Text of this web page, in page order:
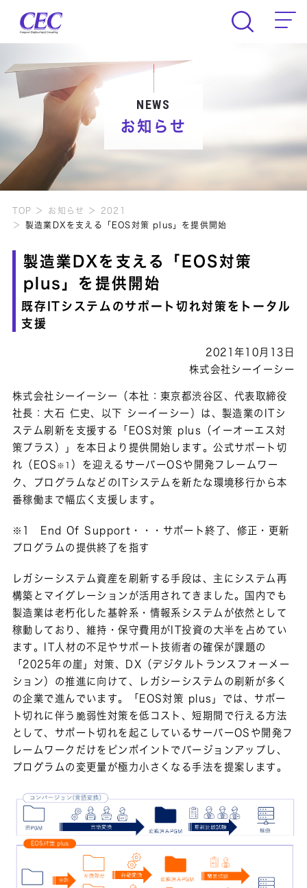
CEC Computer Engineering &
NEWS
お知らせ
TOP お知らせ
2021
製造業DXを支える「EOS対策 plus」を提供開始
製造業DXを支える「EOS対策
plus」を提供開始
既存ITシステムのサポート切れ対策をトータル
支援
2021年10月13日
株式会社シーイーシー
株式会社シーイーシー（本社：東京都渋谷区、代表取締役
社長：大石 仁史、以下 シーイーシー）は、製造業のITシ
ステム刷新を支援する「EOS対策 plus（イーオーエス対
策プラス）」を本日より提供開始します。公式サポート切
れ（EOS ※1
）を迎えるサーバーOSや開発フレームワー
ク、プログラムなどのITシステムを新たな環境移行から本
番稼働まで幅広く支援します。
※1 End Of Support・・・サポート終了、修正・更新
プログラムの提供終了を指す
レガシーシステム資産を刷新する手段は、主にシステム再
構築とマイグレーションが活用されてきました。国内でも
製造業は老朽化した基幹系・情報系システムが依然として
稼動しており、維持・保守費用がIT投資の大半を占めてい
ます。IT人材の不足やサポート技術者の確保が課題の
「2025年の崖」対策、DX（デジタルトランスフォーメー
ション）の推進に向けて、レガシーシステムの刷新が多く
の企業で進んでいます。「EOS対策 plus」では、サポー
ト切れに伴う脆弱性対策を低コスト、短期間で行える方法
として、サポート切れを起こしているサーバーOSや開発フ
レームワークだけをピンポイントでバージョンアップし、
プログラムの変更量が極力小さくなる手法を提案します。